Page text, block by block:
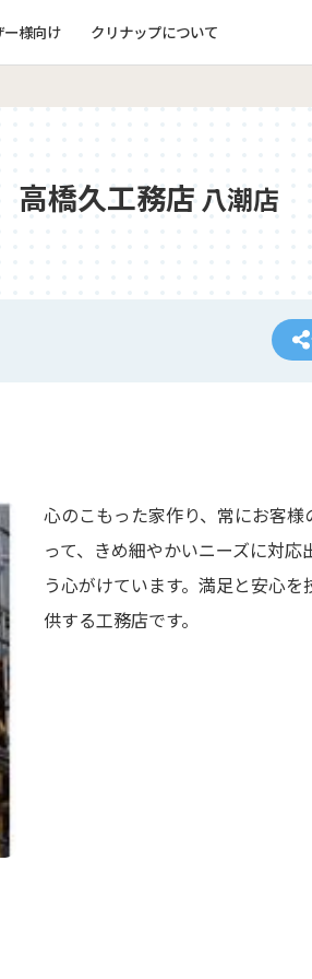
ー様向け クリナップについて
橋久工務店 八潮店
心のこもった家作り、常にお客様
って、きめ細やかいニーズに対応
う心がけています。満足と安心を
供する工務店です。